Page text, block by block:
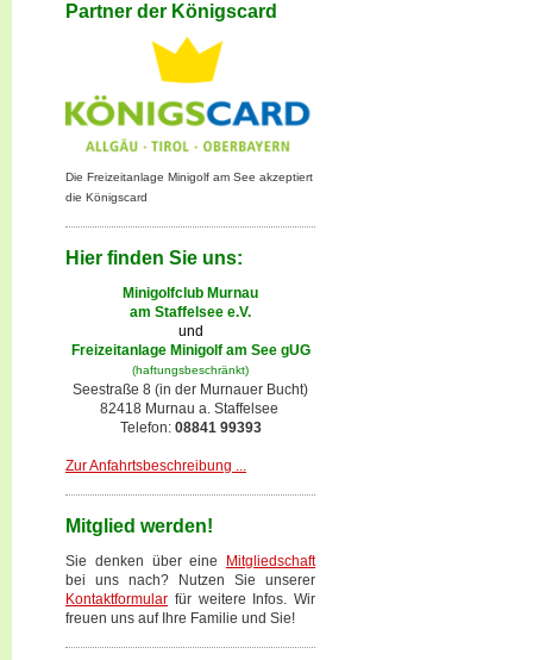
Partner der Königscard
Die Freizeitanlage Minigolf am See akzeptiert
die Königscard
Hier finden Sie uns:
Minigolfclub Murnau
am Staffelsee e.V.
und
Freizeitanlage Minigolf am See gUG
(haftungsbeschränkt)
Seestraße 8 (in der Murnauer Bucht)
82418 Murnau a. Staffelsee
Telefon: 08841 99393
Zur Anfahrtsbeschreibung ...
Mitglied werden!
Sie denken über eine
Mitgliedschaft
bei uns nach? Nutzen Sie unserer
Kontaktformular für weitere Infos. Wir
freuen uns auf Ihre Familie und Sie!